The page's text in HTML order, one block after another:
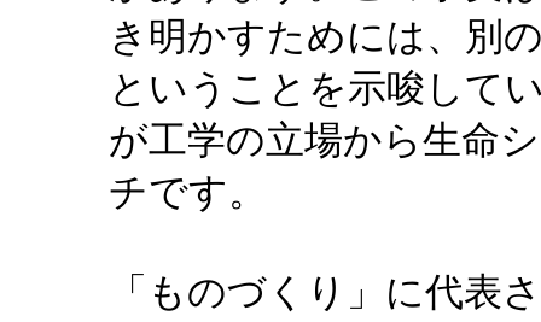
き明かすためには、別
ということを示唆して
が工学の立場から生命
チです。
「ものづくり」に代表